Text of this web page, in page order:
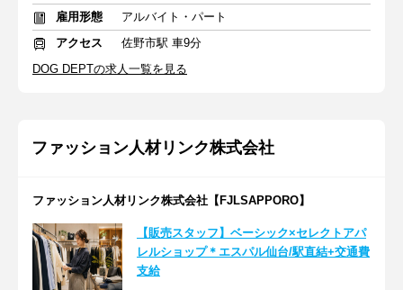
雇用形態
アルバイト・パート
アクセス
佐野市駅 車9分
DOG DEPTの求人一覧を見る
ファッション人材リンク株式会社
ファッション人材リンク株式会社【FJLSAPPORO】
【販売スタッフ】ベーシック×セレクトアパ
レルショップ＊エスパル仙台/駅直結+交通費
支給